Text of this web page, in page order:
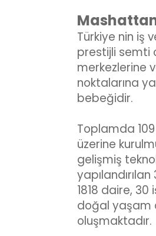
Türkiye nin iş
prestijli semti
merkezlerine
noktalarına
bebeğidir.
Toplamda
üzerine
gelişmiş
yapılandırılan
1818 daire,
doğal yaşam
oluşmaktadır.